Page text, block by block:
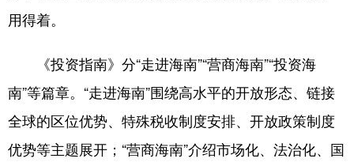
用得着。
《投资指南》分“走进海南”“营商海南”“投资海
南”等篇章。“走进海南”围绕高水平的开放形态、链接
全球的区位优势、特殊税收制度安排、开放政策制度
优势等主题展开；“营商海南”介绍市场化、法治化、国